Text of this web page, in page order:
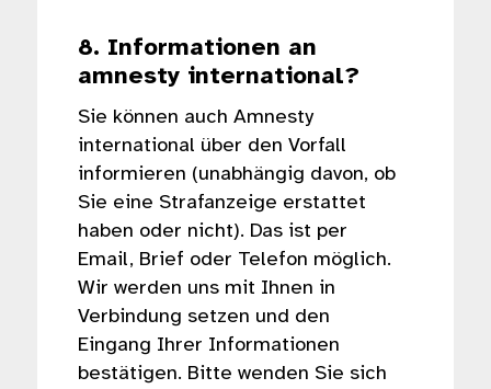
8. Informationen an
amnesty international?
Sie können auch Amnesty
international über den Vorfall
informieren (unabhängig davon, ob
Sie eine Strafanzeige erstattet
haben oder nicht). Das ist per
Email, Brief oder Telefon möglich.
Wir werden uns mit Ihnen in
Verbindung setzen und den
Eingang Ihrer Informationen
bestätigen. Bitte wenden Sie sich